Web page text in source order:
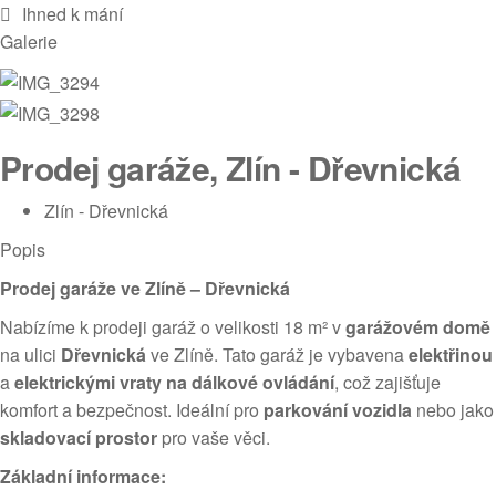
Ihned k mání
Galerie
Prodej garáže, Zlín - Dřevnická
Zlín - Dřevnická
Popis
Prodej garáže ve Zlíně – Dřevnická
Nabízíme k prodeji garáž o velikosti 18 m² vgarážovém domě
na ulici Dřevnickáve Zlíně. Tato garáž je vybavenaelektřinou
aelektrickými vraty na dálkové ovládání, což zajišťuje
komfort a bezpečnost. Ideální pro parkování vozidla nebo jako
skladovací prostor pro vaše věci.
Základní informace: